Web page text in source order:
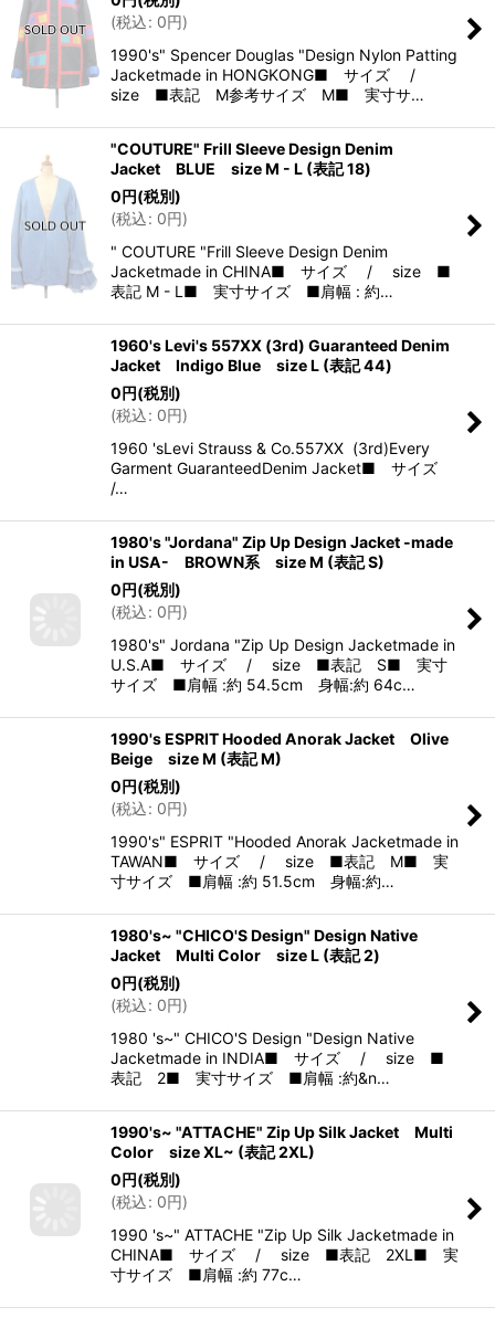
(税込: 0円)
1990's" Spencer Douglas "Design Nylon Patting
Jacketmade in HONGKONG■ サイズ /
size ■表記 M参考サイズ M■ 実寸サ…
"COUTURE" Frill Sleeve Design Denim
Jacket BLUE size M - L (表記 18)
0円(税別)
(税込: 0円)
" COUTURE "Frill Sleeve Design Denim
Jacketmade in CHINA■ サイズ / size ■
表記 M - L■ 実寸サイズ ■肩幅 : 約…
1960's Levi's 557XX (3rd) Guaranteed Denim
Jacket Indigo Blue size L (表記 44)
0円(税別)
(税込: 0円)
1960 'sLevi Strauss & Co.557XX (3rd)Every
Garment GuaranteedDenim Jacket■ サイズ
/…
1980's "Jordana" Zip Up Design Jacket -made
in USA- BROWN系 size M (表記 S)
0円(税別)
(税込: 0円)
1980's" Jordana "Zip Up Design Jacketmade in
U.S.A■ サイズ / size ■表記 S■ 実寸
サイズ ■肩幅 :約 54.5cm 身幅:約 64c…
1990's ESPRIT Hooded Anorak Jacket Olive
Beige size M (表記 M)
0円(税別)
(税込: 0円)
1990's" ESPRIT "Hooded Anorak Jacketmade in
TAWAN■ サイズ / size ■表記 M■ 実
寸サイズ ■肩幅 :約 51.5cm 身幅:約…
1980's~ "CHICO'S Design" Design Native
Jacket Multi Color size L (表記 2)
0円(税別)
(税込: 0円)
1980 's~" CHICO'S Design "Design Native
Jacketmade in INDIA■ サイズ / size ■
表記 2■ 実寸サイズ ■肩幅 :約&n…
1990's~ "ATTACHE" Zip Up Silk Jacket Multi
Color size XL~ (表記 2XL)
0円(税別)
(税込: 0円)
1990 's~" ATTACHE "Zip Up Silk Jacketmade in
CHINA■ サイズ / size ■表記 2XL■ 実
寸サイズ ■肩幅 :約 77c…